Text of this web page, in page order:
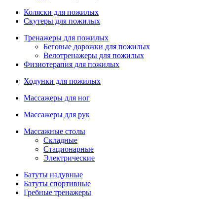
Коляски для пожилых
Скутеры для пожилых
Тренажеры для пожилых
Беговые дорожки для пожилых
Велотренажеры для пожилых
Физиотерапия для пожилых
Ходунки для пожилых
Массажеры для ног
Массажеры для рук
Массажные столы
Складные
Стационарные
Электрические
Батуты надувные
Батуты спортивные
Гребные тренажеры